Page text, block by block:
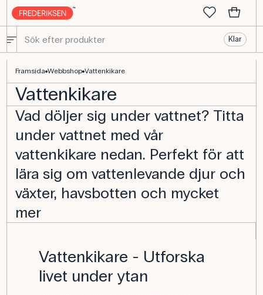
Klar
Framsida Webbshop Vattenkikare
Vattenkikare
Vad döljer sig under vattnet? Titta
under vattnet med vår
vattenkikare nedan. Perfekt för att
lära sig om vattenlevande djur och
växter, havsbotten och mycket
mer
Vattenkikare - Utforska
livet under ytan